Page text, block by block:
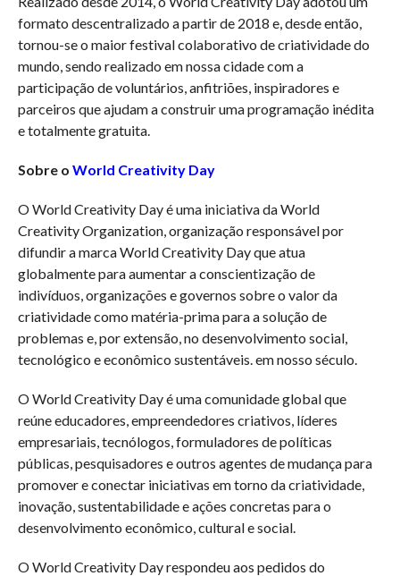
formato descentralizado a partir de 2018 e, desde então,
tornou-se o maior festival colaborativo de criatividade do
mundo, sendo realizado em nossa cidade com a
participação de voluntários, anfitriões, inspiradores e
parceiros que ajudam a construir uma programação inédita
e totalmente gratuita.
Sobre o World Creativity Day
O World Creativity Day é uma iniciativa da World
Creativity Organization, organização responsável por
difundir a marca World Creativity Day que atua
globalmente para aumentar a conscientização de
indivíduos, organizações e governos sobre o valor da
criatividade como matéria-prima para a solução de
problemas e, por extensão, no desenvolvimento social,
tecnológico e econômico sustentáveis. em nosso século.
O World Creativity Day é uma comunidade global que
reúne educadores, empreendedores criativos, líderes
empresariais, tecnólogos, formuladores de políticas
públicas, pesquisadores e outros agentes de mudança para
promover e conectar iniciativas em torno da criatividade,
inovação, sustentabilidade e ações concretas para o
desenvolvimento econômico, cultural e social.
O World Creativity Day respondeu aos pedidos do